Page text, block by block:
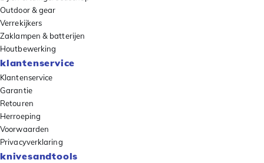
Outdoor & gear
Verrekijkers
Zaklampen & batterijen
Houtbewerking
klantenservice
Klantenservice
Garantie
Retouren
Herroeping
Voorwaarden
Privacyverklaring
knivesandtools